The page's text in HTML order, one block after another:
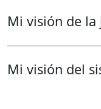
Mi visión de la
Mi visión del